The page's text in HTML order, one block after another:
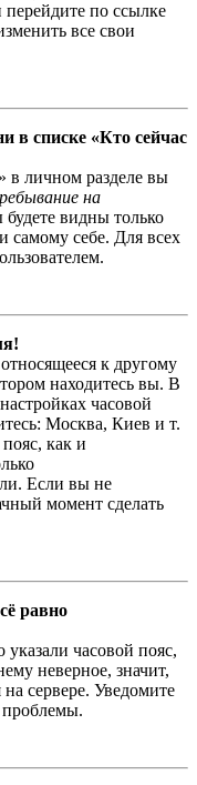
перейдите по ссылке
все свои
в списке «Кто сейчас
в личном разделе вы
на
будете видны только
самому себе. Для всех
к другому
находитесь вы. В
часовой
Москва, Киев и т.
как и
Если вы не
момент сделать
равно
часовой пояс,
неверное, значит,
сервере. Уведомите
проблемы.